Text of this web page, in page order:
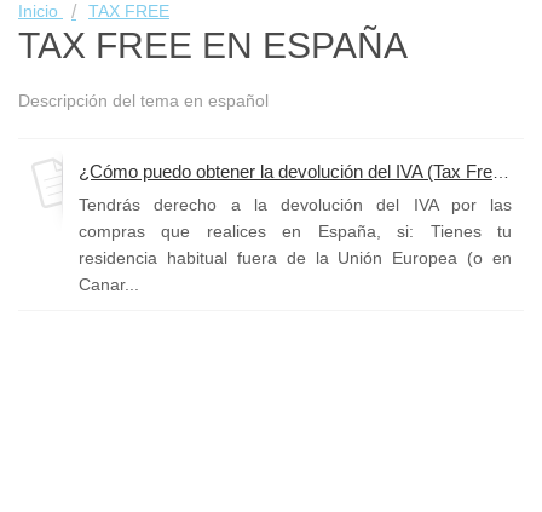
Inicio TAX FREE
TAX FREE EN ESPAÑA
Descripción del tema en español
¿Cómo puedo obtener la devolución del IVA (Tax Free)?
Tendrás derecho a la devolución del IVA por las
compras que realices en España, si: Tienes tu
residencia habitual fuera de la Unión Europea (o en
Canar...